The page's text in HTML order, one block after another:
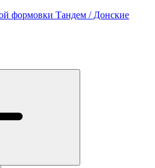
формовки Тандем / Донские